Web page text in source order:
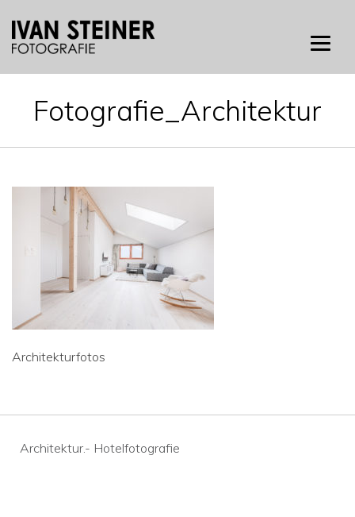
Fotografie_Architektur
Architekturfotos
Beitragsnavigation
Architektur.- Hotelfotografie